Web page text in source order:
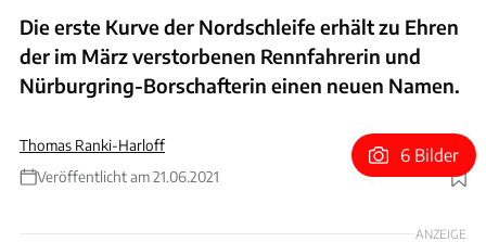
Die erste Kurve der Nordschleife erhält zu Ehren
der im März verstorbenen Rennfahrerin und
Nürburgring-Borschafterin einen neuen Namen.
Thomas Ranki-Harloff
Veröffentlicht am 21.06.2021
Foto: Nürburgring 1927 GmbH & Co. KG
6 Bilder
ANZEIGE